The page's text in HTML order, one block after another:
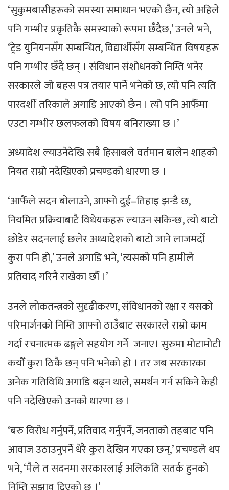
‘सुकुमबासीहरूको समस्या समाधान भएको छैन, त्यो अहिले
पनि गम्भीर प्रकृतिकै समस्याको रूपमा छँदैछ,’ उनले भने,
‘ट्रेड युनियनसँग सम्बन्धित, विद्यार्थीसँग सम्बन्धित विषयहरू
पनि गम्भीर छँदै छन् । संविधान संशोधनको निम्ति भनेर
सरकारले जो बहस पत्र तयार पार्ने भनेको छ, त्यो पनि त्यति
पारदर्शी तरिकाले अगाडि आएको छैन । त्यो पनि आफैँमा
एउटा गम्भीर छलफलको विषय बनिराख्या छ ।’
अध्यादेश ल्याउनेदेखि सबै हिसाबले वर्तमान बालेन शाहको
नियत राम्रो नदेखिएको प्रचण्डको धारणा छ ।
‘आफैँले सदन बोलाउने, आफ्नो दुई–तिहाइ झन्डै छ,
नियमित प्रक्रियाबाटै विधेयकहरू ल्याउन सकिन्छ, त्यो बाटो
छोडेर सदनलाई छलेर अध्यादेशको बाटो जाने लाजमर्दो
कुरा पनि हो,’ उनले अगाडि भने, ‘त्यसको पनि हामीले
प्रतिवाद गरिनै राखेका छौँ ।’
उनले लोकतन्त्रको सुदृढीकरण, संविधानको रक्षा र यसको
परिमार्जनको निम्ति आफ्नो ठाउँबाट सरकारले राम्रो काम
गर्दा रचनात्मक ढङ्गले सहयोग गर्ने जनाए। सुरुमा मोटामोटी
कयौँ कुरा ठिकै छन् पनि भनेको हो । तर जब सरकारका
अनेक गतिविधि अगाडि बढ्न थाले, समर्थन गर्न सकिने केही
पनि नदेखिएको उनको धारणा छ ।
‘बरु विरोध गर्नुपर्ने, प्रतिवाद गर्नुपर्ने, जनताको तहबाट पनि
आवाज उठाउनुपर्ने धेरै कुरा देखिन गएका छन्,’ प्रचण्डले थप
भने, ‘मैले त सदनमा सरकारलाई अलिकति सतर्क हुनको